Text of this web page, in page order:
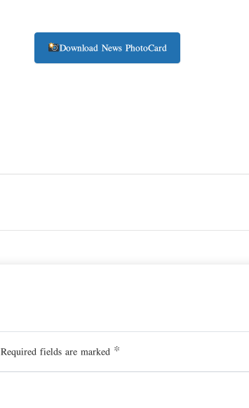
Download News PhotoCard
Required fields are marked *